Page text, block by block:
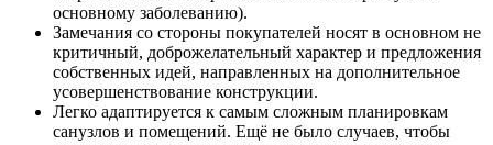
основному заболеванию).
Замечания со стороны покупателей носят в основном не
критичный, доброжелательный характер и предложения
собственных идей, направленных на дополнительное
усовершенствование конструкции.
Легко адаптируется к самым сложным планировкам
санузлов и помещений. Ещё не было случаев, чтобы